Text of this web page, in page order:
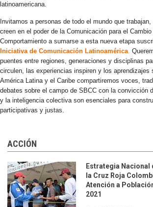
latinoamericana.
Invitamos a personas de todo el mundo que
creen en el poder de la Comunicación para el
Comportamiento a sumarse a esta nueva etapa
Iniciativa de Comunicación Latinoamérica.
puentes entre regiones, generaciones y disciplinas
circulen, las experiencias inspiren y los aprendizajes
América Latina y el Caribe compartiremos voces,
debates sobre el campo de SBCC con la convicción
y la inteligencia colectiva son esenciales para
participativas y justas.
ACCIÓN
Estrategia Nacional
la Cruz Roja
Atención a
2021